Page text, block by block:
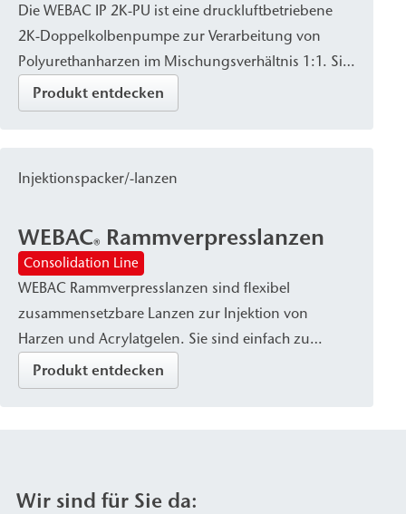
Die WEBAC IP 2K-PU ist eine druckluftbetriebene
2K-Doppelkolbenpumpe zur Verarbeitung von
Polyurethanharzen im Mischungsverhältnis 1:1. Sie
zeichnet sich durch hohe Dosiergenauigkeit sowie
eine robuste, baustellentaugliche Bauweise aus und
wird zur Baugrubenabdichtung sowie für
Hohlräumen eingesetzt.
Produkt entdecken
Injektionspacker/-lanzen
WEBAC® Rammverpresslanzen
Consolidation Line
WEBAC Rammverpresslanzen sind flexibel
zusammensetzbare Lanzen zur Injektion von
Harzen und Acrylatgelen. Sie sind einfach zu
handhaben und werden zur Untergrund- und
Fundamentstabilisierung sowie zur
Produkt entdecken
Wir sind für Sie da: